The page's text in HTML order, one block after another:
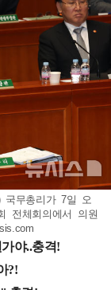
국무총리가 7일 오
전체회의에서 의원